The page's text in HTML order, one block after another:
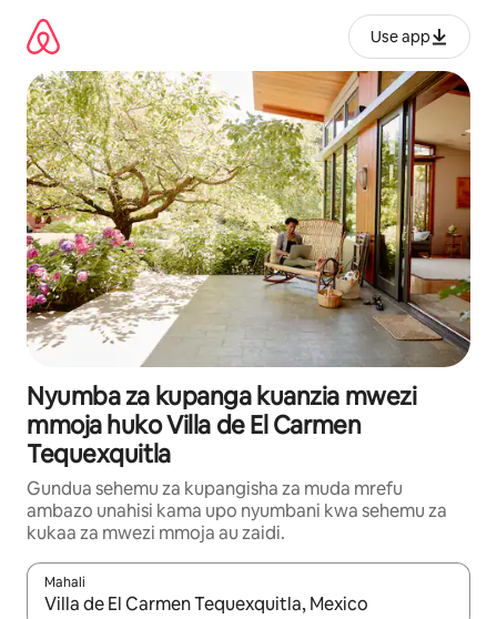
kwenda
kwenye
maudhui
Use app
Nyumba za kupanga kuanzia mwezi
mmoja huko Villa de El Carmen
Tequexquitla
Gundua sehemu za kupangisha za muda mrefu
ambazo unahisi kama upo nyumbani kwa sehemu za
kukaa za mwezi mmoja au zaidi.
Mahali
Wakati matokeo yanapatikana, vinjari kwa kutumia vitufe vya